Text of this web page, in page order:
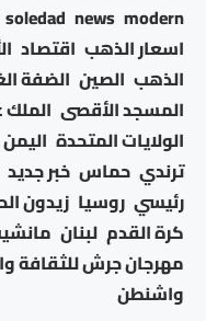
modern
news
soledad
اسعار الذهب اقتصاد
الذهب الصين الضفة
المسجد الأقصى الملك
الولايات المتحدة اليمن
ترندي حماس خبر جديد
رئيسي روسيا زيدون
كرة القدم لبنان
مهرجان جرش للثقافة
واشنطن